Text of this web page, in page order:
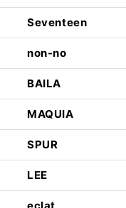
Seventeen
non-no
BAILA
MAQUIA
SPUR
LEE